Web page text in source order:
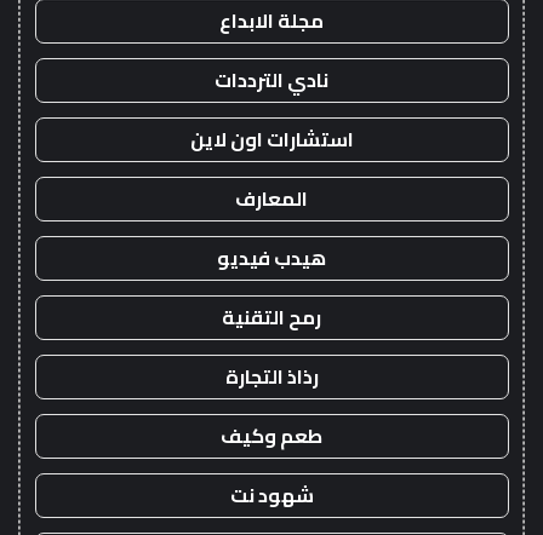
مجلة الابداع
نادي الترددات
استشارات اون لاين
المعارف
هيدب فيديو
رمح التقنية
رذاذ التجارة
طعم وكيف
شهود نت